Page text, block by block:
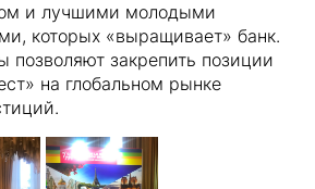
и лучшими молодыми
которых «выращивает» банк.
позволяют закрепить позиции
на глобальном рынке